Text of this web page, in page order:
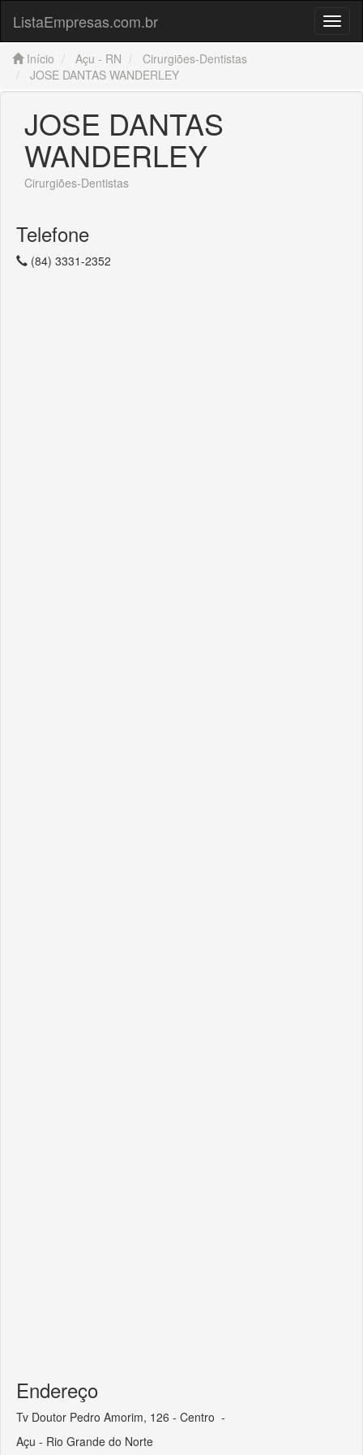
Menu
ListaEmpresas.com.br
Início Açu - RN
Cirurgiões-Dentistas
JOSE DANTAS WANDERLEY
JOSE DANTAS
WANDERLEY
Cirurgiões-Dentistas
Telefone
(84) 3331-2352
Endereço
Tv Doutor Pedro Amorim, 126 - Centro -
Açu - Rio Grande do Norte